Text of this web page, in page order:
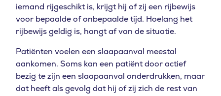
iemand rijgeschikt is, krijgt hij of zij een rijbewijs
voor bepaalde of onbepaalde tijd. Hoelang het
rijbewijs geldig is, hangt af van de situatie.
Patiënten voelen een slaapaanval meestal
aankomen. Soms kan een patiënt door actief
bezig te zijn een slaapaanval onderdrukken, maar
dat heeft als gevolg dat hij of zij zich de rest van